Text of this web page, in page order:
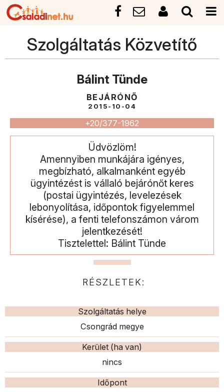
Szolgáltatás Közvetítő
Bálint Tünde
BEJÁRÓNŐ
2015-10-04
+20/377-1962
Üdvözlöm!
Amennyiben munkájára igényes,
megbízható, alkalmanként egyéb
ügyintézést is vállaló bejárónőt keres
(postai ügyintézés, levelezések
lebonyolítása, időpontok figyelemmel
kísérése), a fenti telefonszámon várom
jelentkezését!
Tisztelettel: Bálint Tünde
RÉSZLETEK:
Szolgáltatás helye
Csongrád megye
Kerület (ha van)
nincs
Időpont